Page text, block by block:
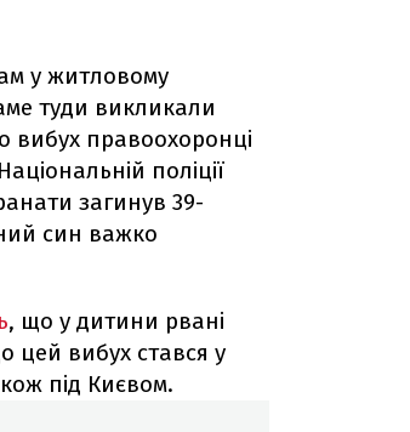
у житловому
туди викликали
вибух правоохоронці
поліції
загинув 39-
син важко
, що у дитини рвані
цей вибух стався у
під Києвом.